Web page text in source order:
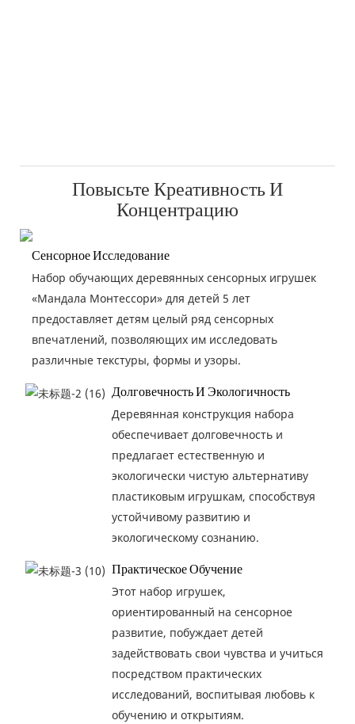
Повысьте Креативность И
Концентрацию
Сенсорное Исследование
Набор обучающих деревянных сенсорных игрушек
«Мандала Монтессори» для детей 5 лет
предоставляет детям целый ряд сенсорных
впечатлений, позволяющих им исследовать
различные текстуры, формы и узоры.
Долговечность И Экологичность
Деревянная конструкция набора
обеспечивает долговечность и
предлагает естественную и
экологически чистую альтернативу
пластиковым игрушкам, способствуя
устойчивому развитию и
экологическому сознанию.
Практическое Обучение
Этот набор игрушек,
ориентированный на сенсорное
развитие, побуждает детей
задействовать свои чувства и учиться
посредством практических
исследований, воспитывая любовь к
обучению и открытиям.